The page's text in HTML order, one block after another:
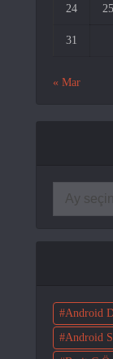
24 25
31
« Mar
Android
Android